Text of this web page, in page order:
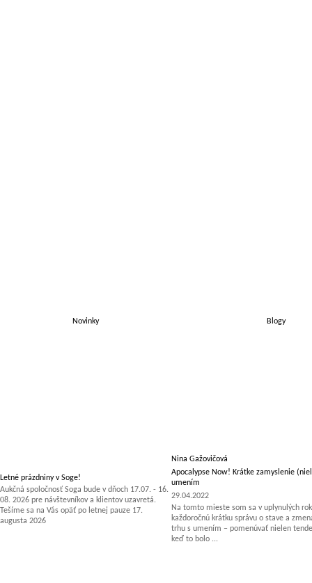
Novinky Blogy
Letné prázdniny v Soge!
Aukčná spoločnosť Soga bude v dňoch 17.07. - 16.
08. 2026 pre návštevníkov a klientov uzavretá.
Tešíme sa na Vás opäť po letnej pauze 17.
augusta 2026
Nina Gažovičová
Apocalypse Now! Krátke zamyslenie
umením
29.04.2022
Na tomto mieste som sa v uplynulých
každoročnú krátku správu o stave a
trhu s umením – pomenúvať nielen
keď to bolo ...